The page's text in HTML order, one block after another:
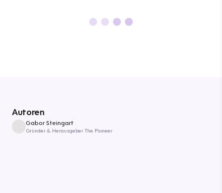
Autoren
Gabor Steingart
Gründer & Herausgeber The Pioneer